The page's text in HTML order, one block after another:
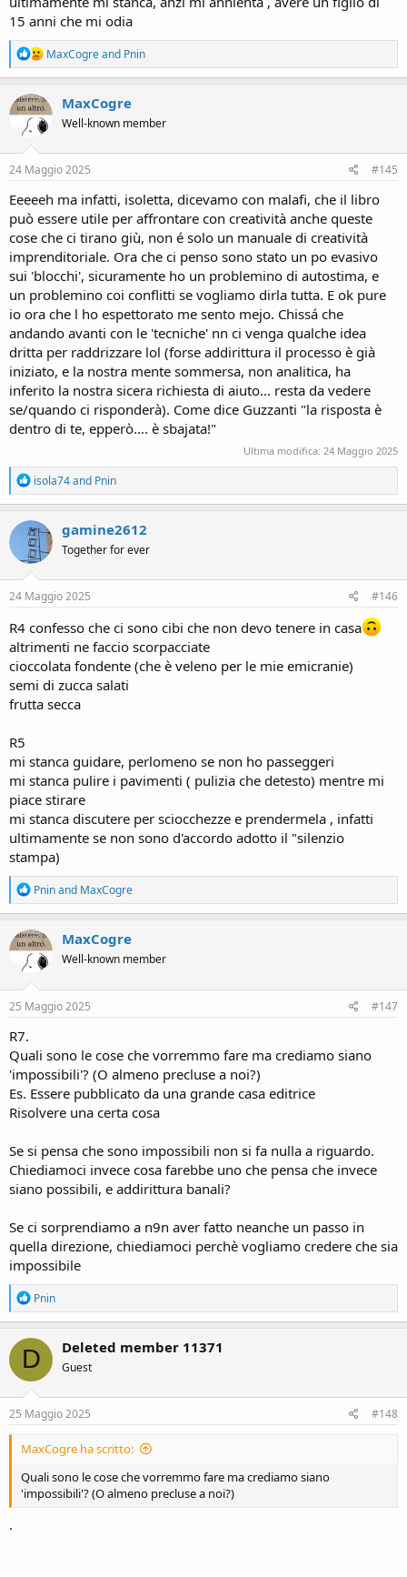
15 anni che mi odia
R
e
a
i
n
s
MaxCogreand Pnin
MaxCogre
Well-known member
24 Maggio 2025 #145
Eeeeeh ma infatti, isoletta, dicevamo con malafi, che il libro
può essere utile per affrontare con creatività anche queste
cose che ci tirano giù, non é solo un manuale di creatività
imprenditoriale. Ora che ci penso sono stato un po evasivo
sui 'blocchi', sicuramente ho un problemino di autostima, e
un problemino coi conflitti se vogliamo dirla tutta. E ok pure
io ora che l ho espettorato me sento mejo. Chissá che
andando avanti con le 'tecniche' nn ci venga qualche idea
dritta per raddrizzare lol (forse addirittura il processo è già
iniziato, e la nostra mente sommersa, non analitica, ha
inferito la nostra sicera richiesta di aiuto... resta da vedere
se/quando ci risponderà). Come dice Guzzanti "la risposta è
dentro di te, epperò.... è sbajata!"
Ultima modifica: 24 Maggio 2025
R
e
a
c
t
i
o
n
s
isola74and Pnin
gamine2612
Together for ever
24 Maggio 2025 #146
R4 confesso che ci sono cibi che non devo tenere in casa
altrimenti ne faccio scorpacciate
cioccolata fondente (che è veleno per le mie emicranie)
semi di zucca salati
frutta secca
R5
mi stanca guidare, perlomeno se non ho passeggeri
mi stanca pulire i pavimenti ( pulizia che detesto) mentre mi
piace stirare
mi stanca discutere per sciocchezze e prendermela , infatti
ultimamente se non sono d'accordo adotto il "silenzio
stampa)
R
e
a
c
t
n
s
Pninand MaxCogre
MaxCogre
Well-known member
25 Maggio 2025 #147
R7.
Quali sono le cose che vorremmo fare ma crediamo siano
'impossibili'? (O almeno precluse a noi?)
Es. Essere pubblicato da una grande casa editrice
Risolvere una certa cosa
Se si pensa che sono impossibili non si fa nulla a riguardo.
Chiediamoci invece cosa farebbe uno che pensa che invece
siano possibili, e addirittura banali?
Se ci sorprendiamo a n9n aver fatto neanche un passo in
quella direzione, chiediamoci perchè vogliamo credere che sia
impossibile
R
e
a
c
t
i
o
n
s
Pnin
D Deleted member 11371
Guest
25 Maggio 2025 #148
MaxCogre ha scritto:
Quali sono le cose che vorremmo fare ma crediamo siano
'impossibili'? (O almeno precluse a noi?)
.